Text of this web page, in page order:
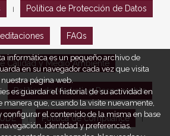
Política de Protección de Datos
FAQs
Calidad y Medio Ambiente
Política de Marketing Responsable
Política de compliance
informática es un pequeño archivo de
en su navegador cada vez que visita
nuestra página web.
es guardar el historial de su actividad en
manera que, cuando la visite nuevamente,
configurar el contenido de la misma en base
identidad y preferencias.